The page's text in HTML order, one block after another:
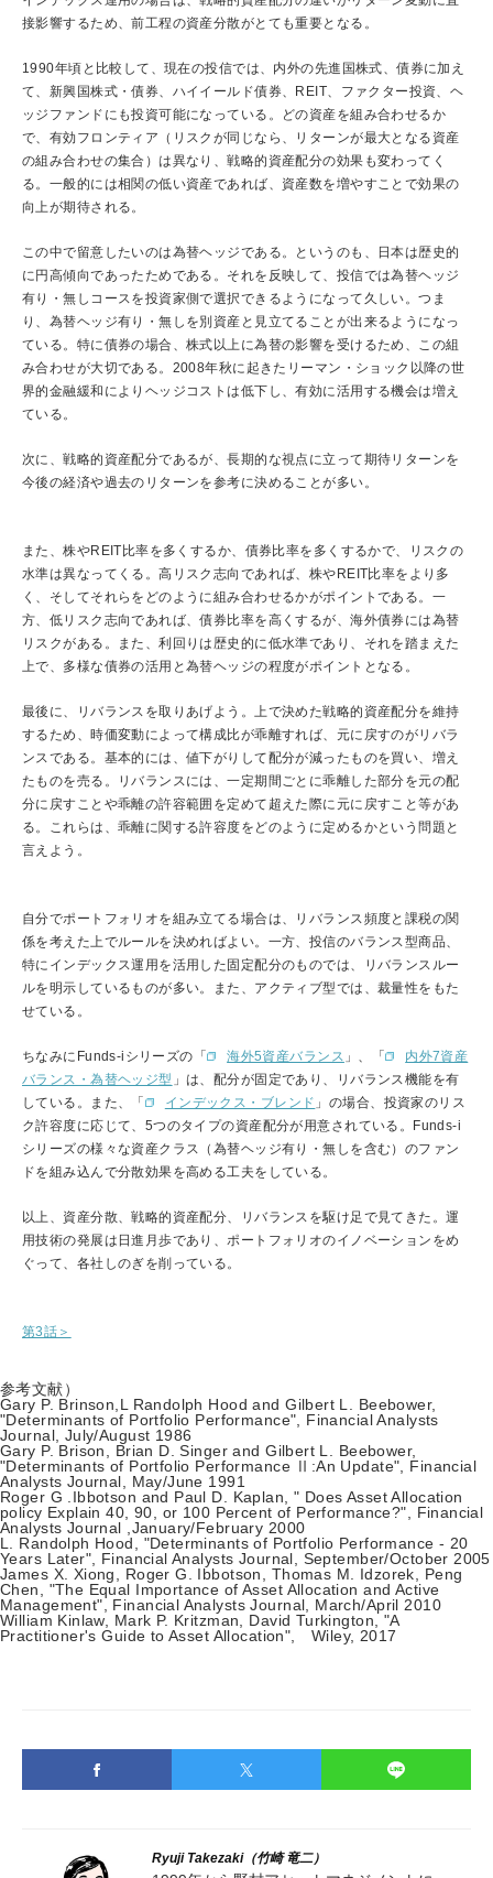
接影響するため、前工程の資産分散がとても重要となる。
1990年頃と比較して、現在の投信では、内外の先進国株式、債券に加え
て、新興国株式・債券、ハイイールド債券、REIT、ファクター投資、ヘ
ッジファンドにも投資可能になっている。どの資産を組み合わせるか
で、有効フロンティア（リスクが同じなら、リターンが最大となる資産
の組み合わせの集合）は異なり、戦略的資産配分の効果も変わってく
る。一般的には相関の低い資産であれば、資産数を増やすことで効果の
向上が期待される。
この中で留意したいのは為替ヘッジである。というのも、日本は歴史的
に円高傾向であったためである。それを反映して、投信では為替ヘッジ
有り・無しコースを投資家側で選択できるようになって久しい。つま
り、為替ヘッジ有り・無しを別資産と見立てることが出来るようになっ
ている。特に債券の場合、株式以上に為替の影響を受けるため、この組
み合わせが大切である。2008年秋に起きたリーマン・ショック以降の世
界的金融緩和によりヘッジコストは低下し、有効に活用する機会は増え
ている。
次に、戦略的資産配分であるが、長期的な視点に立って期待リターンを
今後の経済や過去のリターンを参考に決めることが多い。
また、株やREIT比率を多くするか、債券比率を多くするかで、リスクの
水準は異なってくる。高リスク志向であれば、株やREIT比率をより多
く、そしてそれらをどのように組み合わせるかがポイントである。一
方、低リスク志向であれば、債券比率を高くするが、海外債券には為替
リスクがある。また、利回りは歴史的に低水準であり、それを踏まえた
上で、多様な債券の活用と為替ヘッジの程度がポイントとなる。
最後に、リバランスを取りあげよう。上で決めた戦略的資産配分を維持
するため、時価変動によって構成比が乖離すれば、元に戻すのがリバラ
ンスである。基本的には、値下がりして配分が減ったものを買い、増え
たものを売る。リバランスには、一定期間ごとに乖離した部分を元の配
分に戻すことや乖離の許容範囲を定めて超えた際に元に戻すこと等があ
る。これらは、乖離に関する許容度をどのように定めるかという問題と
言えよう。
自分でポートフォリオを組み立てる場合は、リバランス頻度と課税の関
係を考えた上でルールを決めればよい。一方、投信のバランス型商品、
特にインデックス運用を活用した固定配分のものでは、リバランスルー
ルを明示しているものが多い。また、アクティブ型では、裁量性をもた
せている。
ちなみにFunds-iシリーズの「 海外5資産バランス 」、「
内外7資産
バランス・為替ヘッジ型 」は、配分が固定であり、リバランス機能を有
している。また、「
インデックス・ブレンド 」の場合、投資家のリス
ク許容度に応じて、5つのタイプの資産配分が用意されている。Funds-i
シリーズの様々な資産クラス（為替ヘッジ有り・無しを含む）のファン
ドを組み込んで分散効果を高める工夫をしている。
以上、資産分散、戦略的資産配分、リバランスを駆け足で見てきた。運
用技術の発展は日進月歩であり、ポートフォリオのイノベーションをめ
ぐって、各社しのぎを削っている。
第3話＞
参考文献）
Gary P. Brinson,L Randolph Hood and Gilbert L. Beebower,
"Determinants of Portfolio Performance", Financial Analysts
Journal, July/August 1986
Gary P. Brison, Brian D. Singer and Gilbert L. Beebower,
"Determinants of Portfolio Performance Ⅱ:An Update", Financial
Analysts Journal, May/June 1991
Roger G .Ibbotson and Paul D. Kaplan, " Does Asset Allocation
policy Explain 40, 90, or 100 Percent of Performance?", Financial
Analysts Journal ,January/February 2000
L. Randolph Hood, "Determinants of Portfolio Performance - 20
Years Later", Financial Analysts Journal, September/October 2005
James X. Xiong, Roger G. Ibbotson, Thomas M. Idzorek, Peng
Chen, "The Equal Importance of Asset Allocation and Active
Management", Financial Analysts Journal, March/April 2010
William Kinlaw, Mark P. Kritzman, David Turkington, "A
Practitioner's Guide to Asset Allocation", Wiley, 2017
Ryuji Takezaki（竹崎 竜二）